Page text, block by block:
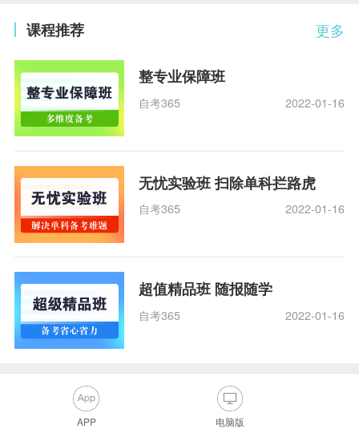
更多
课程推荐
整专业保障班
自考365 2022-01-16
无忧实验班 扫除单科拦路虎
自考365 2022-01-16
超值精品班 随报随学
自考365 2022-01-16
APP 电脑版